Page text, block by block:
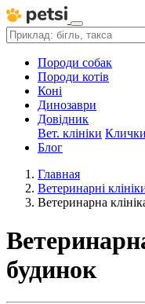
Породи собак
Породи котів
Коні
Динозаври
Довідник
Вет. клініки
Блог
Главная
Ветеринарні
Ветеринарна
будинок